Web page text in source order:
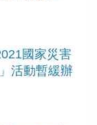
國家災害
活動暫緩辦